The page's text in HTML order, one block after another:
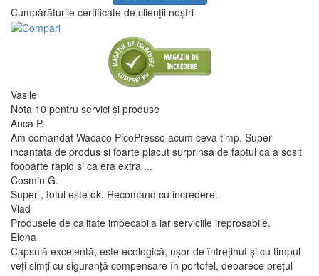
Cumpărăturile certificate de clienții noștri
Vasile
Nota 10 pentru servici și produse
Anca P.
Am comandat Wacaco PicoPresso acum ceva timp. Super
incantata de produs si foarte placut surprinsa de faptul ca a sosit
foooarte rapid si ca era extra ...
Cosmin G.
Super , totul este ok. Recomand cu incredere.
Vlad
Produsele de calitate impecabila iar serviciile ireprosabile.
Elena
Capsulă excelentă, este ecologică, ușor de întreținut și cu timpul
veți simți cu siguranță compensare în portofel, deoarece prețul